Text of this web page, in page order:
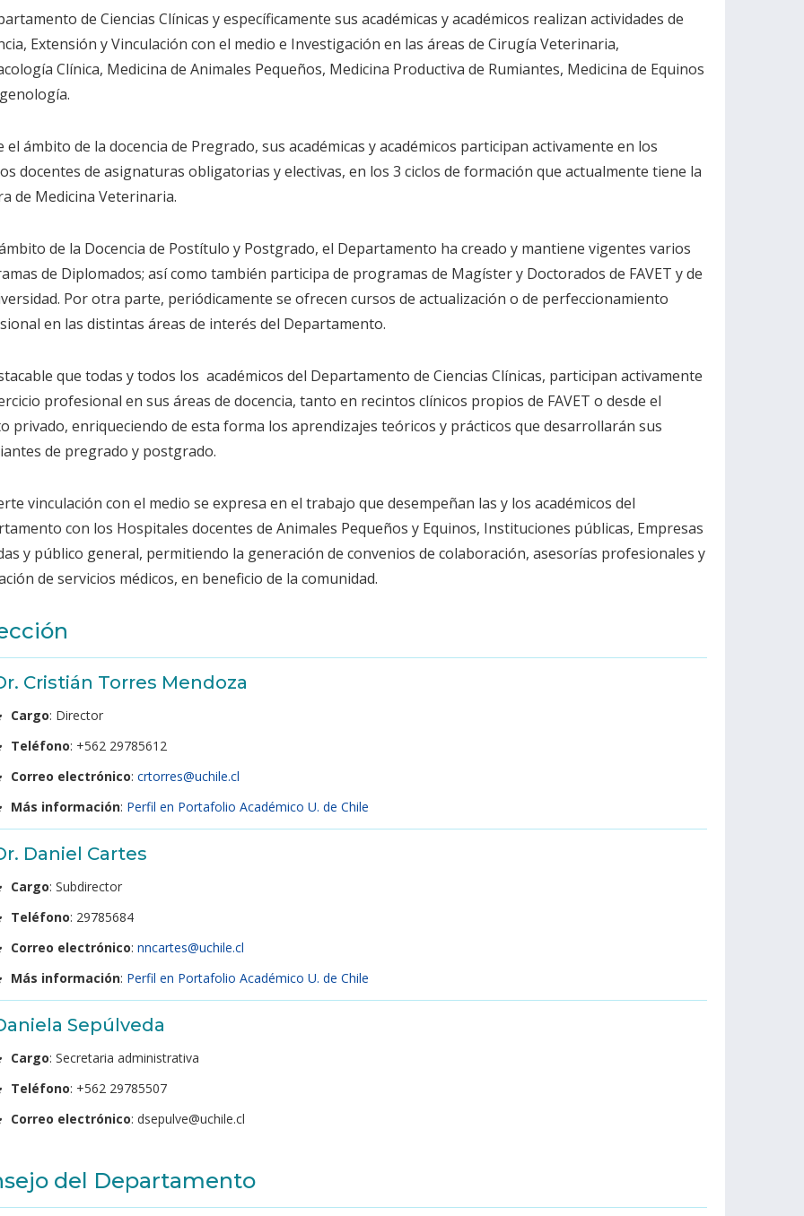
de Ciencias Clínicas y específicamente sus académicas y académicos realizan actividades de
Extensión y Vinculación con el medio e Investigación en las áreas de Cirugía Veterinaria,
Clínica, Medicina de Animales Pequeños, Medicina Productiva de Rumiantes, Medicina de Equinos
el ámbito de la docencia de Pregrado, sus académicas y académicos participan activamente en los
docentes de asignaturas obligatorias y electivas, en los 3 ciclos de formación que actualmente tiene la
de Medicina Veterinaria.
de la Docencia de Postítulo y Postgrado, el Departamento ha creado y mantiene vigentes varios
de Diplomados; así como también participa de programas de Magíster y Doctorados de FAVET y de
Por otra parte, periódicamente se ofrecen cursos de actualización o de perfeccionamiento
en las distintas áreas de interés del Departamento.
que todas y todos los académicos del Departamento de Ciencias Clínicas, participan activamente
profesional en sus áreas de docencia, tanto en recintos clínicos propios de FAVET o desde el
privado, enriqueciendo de esta forma los aprendizajes teóricos y prácticos que desarrollarán sus
de pregrado y postgrado.
vinculación con el medio se expresa en el trabajo que desempeñan las y los académicos del
con los Hospitales docentes de Animales Pequeños y Equinos, Instituciones públicas, Empresas
y público general, permitiendo la generación de convenios de colaboración, asesorías profesionales y
de servicios médicos, en beneficio de la comunidad.
Cristián Torres Mendoza
Cargo: Director
Teléfono: +562 29785612
Correo electrónico: crtorres@uchile.cl
Más información: Perfil en Portafolio Académico U. de Chile
Daniel Cartes
Cargo: Subdirector
Teléfono: 29785684
Correo electrónico: nncartes@uchile.cl
Más información: Perfil en Portafolio Académico U. de Chile
Sepúlveda
Cargo: Secretaria administrativa
Teléfono: +562 29785507
Correo electrónico: dsepulve@uchile.cl
del Departamento